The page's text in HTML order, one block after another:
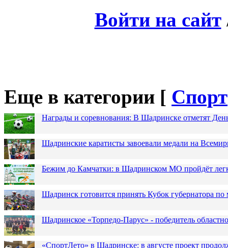
Войти на сайт
Еще в категории [ Спорт
Награды и соревнования: В Шадринске отметят
Шадринские каратисты завоевали медали на
Бежим до Камчатки: в Шадринском МО пройдёт
Шадринск готовится принять Кубок губернатора по
Шадринское «Торпедо-Парус» - победитель
«СпортЛето» в Шадринске: в августе проект